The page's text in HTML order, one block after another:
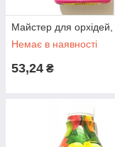
Майстер для
Немає в наявності
53,24 ₴